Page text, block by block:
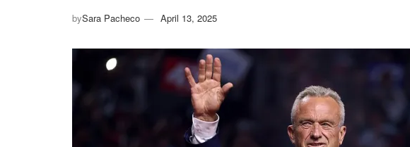
bySara Pacheco April 13, 2025